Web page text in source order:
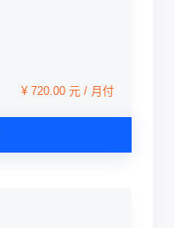
¥ 720.00 元 / 月付